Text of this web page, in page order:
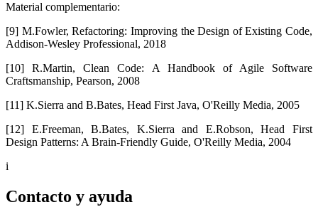
Material complementario:
[9] M.Fowler, Refactoring: Improving the Design of Existing Code,
Addison-Wesley Professional, 2018
[10] R.Martin, Clean Code: A Handbook of Agile Software
Craftsmanship, Pearson, 2008
[11] K.Sierra and B.Bates, Head First Java, O'Reilly Media, 2005
[12] E.Freeman, B.Bates, K.Sierra and E.Robson, Head First
Design Patterns: A Brain-Friendly Guide, O'Reilly Media, 2004
i
Contacto y ayuda